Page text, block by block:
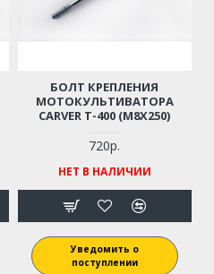
БОЛТ КРЕПЛЕНИЯ
МОТОКУЛЬТИВАТОРА
CARVER T-400 (M8X250)
720р.
НЕТ В НАЛИЧИИ
Уведомить о
поступлении